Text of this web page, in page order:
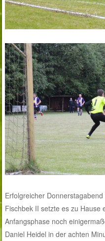
Erfolgreicher
Fischbek II setzte es zu Hause
Anfangsphase noch
Daniel Heidel in der achten